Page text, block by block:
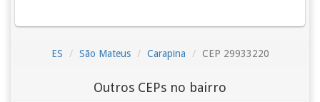
ES São Mateus Carapina CEP 29933220
Outros CEPs no bairro